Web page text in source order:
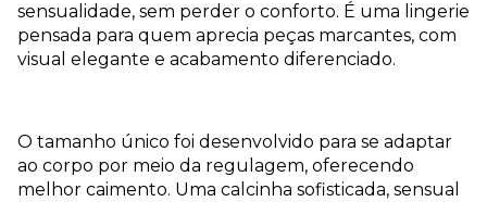
sensualidade, sem perder o conforto. É uma lingerie
pensada para quem aprecia peças marcantes, com
visual elegante e acabamento diferenciado.
O tamanho único foi desenvolvido para se adaptar
ao corpo por meio da regulagem, oferecendo
melhor caimento. Uma calcinha sofisticada, sensual